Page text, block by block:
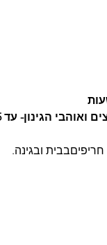
הגינון- עד 15 משתתפים
ובגינה.